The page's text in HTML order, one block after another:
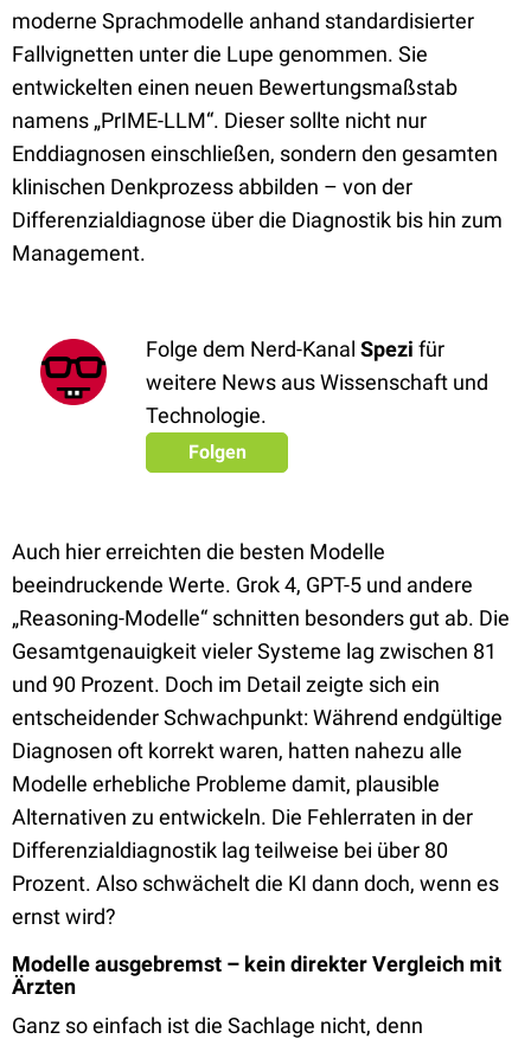
moderne Sprachmodelle anhand standardisierter
Fallvignetten unter die Lupe genommen. Sie
entwickelten einen neuen Bewertungsmaßstab
namens „PrIME-LLM“. Dieser sollte nicht nur
Enddiagnosen einschließen, sondern den gesamten
klinischen Denkprozess abbilden – von der
Differenzialdiagnose über die Diagnostik bis hin zum
Management.
Folge dem Nerd-Kanal Spezi für
weitere News aus Wissenschaft und
Technologie.
Folgen
Auch hier erreichten die besten Modelle
beeindruckende Werte. Grok 4, GPT-5 und andere
„Reasoning-Modelle“ schnitten besonders gut ab. Die
Gesamtgenauigkeit vieler Systeme lag zwischen 81
und 90 Prozent. Doch im Detail zeigte sich ein
entscheidender Schwachpunkt: Während endgültige
Diagnosen oft korrekt waren, hatten nahezu alle
Modelle erhebliche Probleme damit, plausible
Alternativen zu entwickeln. Die Fehlerraten in der
Differenzialdiagnostik lag teilweise bei über 80
Prozent. Also schwächelt die KI dann doch, wenn es
ernst wird?
Modelle ausgebremst – kein direkter Vergleich mit
Ärzten
Ganz so einfach ist die Sachlage nicht, denn